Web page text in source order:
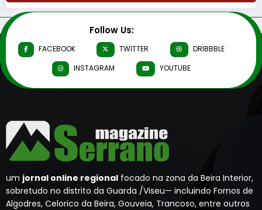
Follow Us:
FACEBOOK TWITTER
DRIBBBLE
INSTAGRAM
YOUTUBE
um jornal online regional focado na zona da Beira Interior,
sobretudo no distrito da Guarda /Viseu— incluindo Fornos de
Algodres, Celorico da Beira, Gouveia, Trancoso, entre outros